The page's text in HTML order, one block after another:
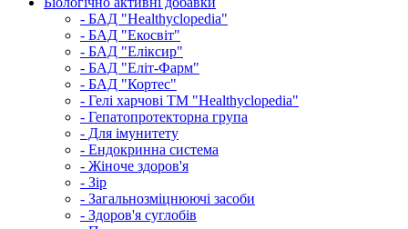
- БАД "Healthyclopedia"
- БАД "Екосвіт"
- БАД "Еліксир"
- БАД "Еліт-Фарм"
- БАД "Кортес"
- Гелі харчові ТМ "Healthyclopedia"
- Гепатопротекторна група
- Для імунитету
- Ендокринна система
- Жіноче здоров'я
- Зір
- Загальнозміцнюючі засоби
- Здоров'я суглобів